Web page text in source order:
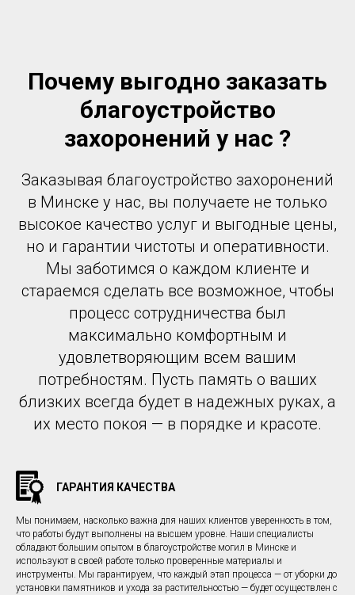
Почему выгодно заказать
благоустройство
захоронений у нас ?
Заказывая благоустройство захоронений
в Минске у нас, вы получаете не только
высокое качество услуг и выгодные цены,
но и гарантии чистоты и оперативности.
Мы заботимся о каждом клиенте и
стараемся сделать все возможное, чтобы
процесс сотрудничества был
максимально комфортным и
удовлетворяющим всем вашим
потребностям. Пусть память о ваших
близких всегда будет в надежных руках, а
их место покоя — в порядке и красоте.
ГАРАНТИЯ КАЧЕСТВА
Мы понимаем, насколько важна для наших клиентов уверенность в том,
что работы будут выполнены на высшем уровне. Наши специалисты
обладают большим опытом в благоустройстве могил в Минске и
используют в своей работе только проверенные материалы и
инструменты. Мы гарантируем, что каждый этап процесса — от уборки до
установки памятников и ухода за растительностью — будет осуществлен с